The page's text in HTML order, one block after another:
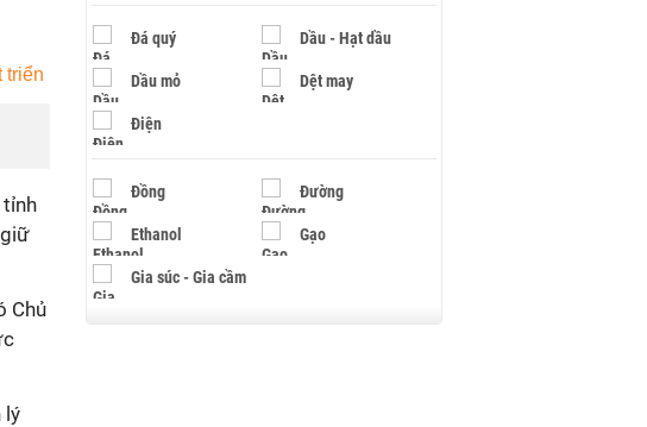
tỉnh
Chủ
lý
Đá quý Dầu - Hạt dầu
Dầu mỏ Dệt may
Điện
Đồng Đường
Ethanol Gạo
Gia súc - Gia cầm